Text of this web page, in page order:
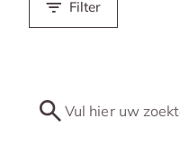
Filter